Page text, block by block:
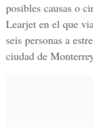
posibles causas o
Learjet en el que
seis personas a
ciudad de